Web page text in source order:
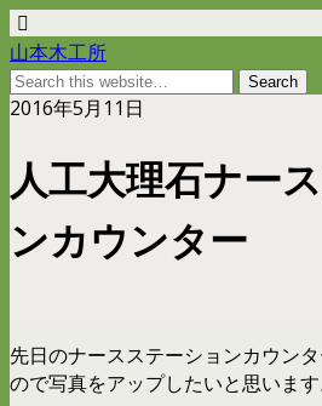
山本木工所
2016年5月11日
人工大理石ナー
ンカウンター
先日のナースステーションカウン
ので写真をアップしたいと思います